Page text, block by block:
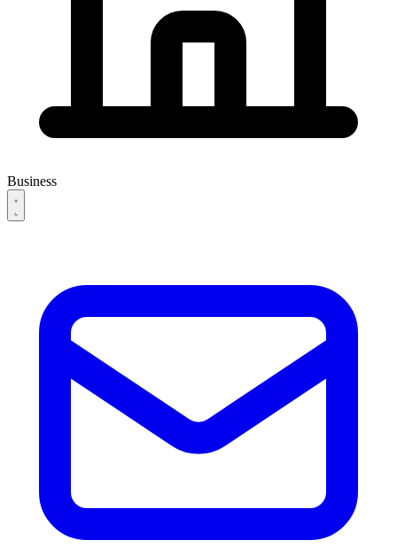
Business